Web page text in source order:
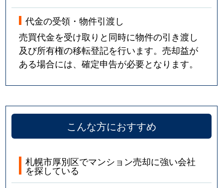
代金の受領・物件引渡し
売買代金を受け取りと同時に物件の引き渡し
及び所有権の移転登記を行います。売却益が
ある場合には、確定申告が必要となります。
こんな方におすすめ
札幌市厚別区でマンション売却に強い会社
を探している